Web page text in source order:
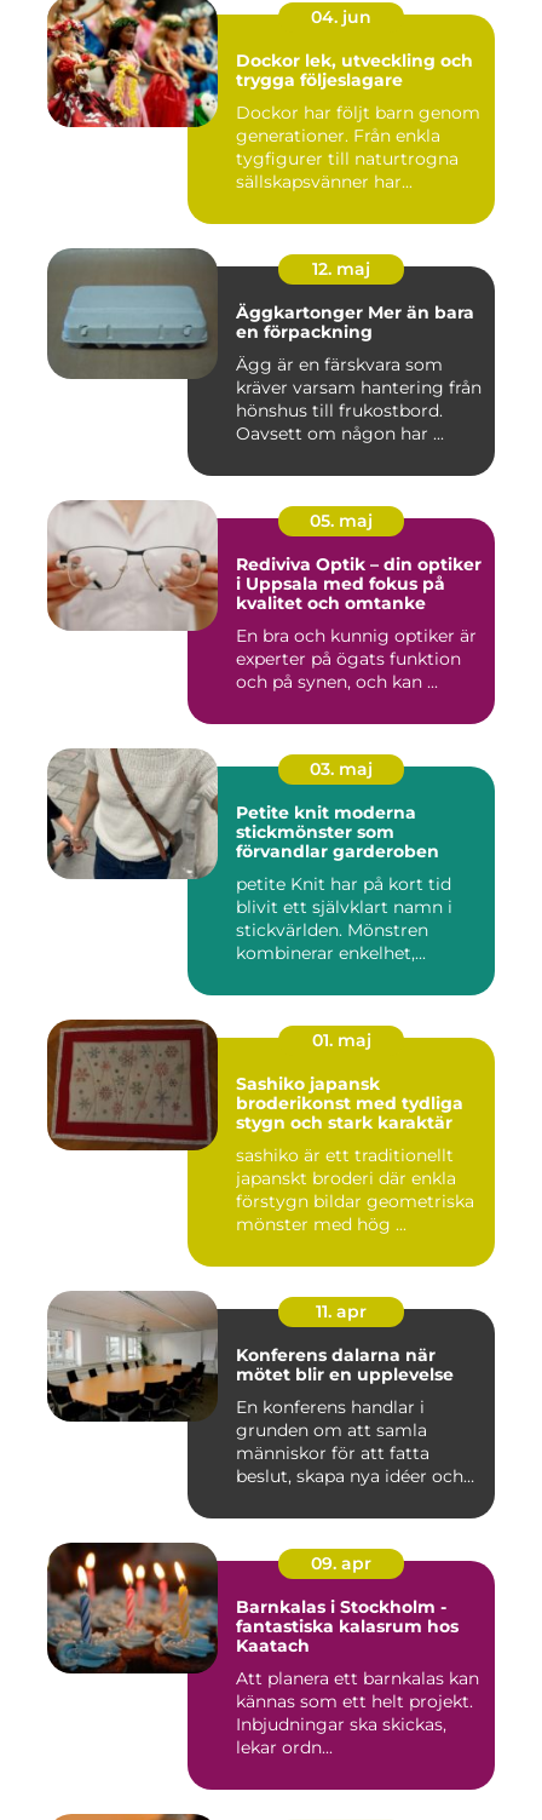
04. jun
Dockor lek, utveckling och
trygga följeslagare
Dockor har följt barn genom
generationer. Från enkla
tygfigurer till naturtrogna
sällskapsvänner har...
12. maj
Äggkartonger Mer än bara
en förpackning
Ägg är en färskvara som
kräver varsam hantering från
hönshus till frukostbord.
Oavsett om någon har ...
05. maj
Rediviva Optik – din optiker
i Uppsala med fokus på
kvalitet och omtanke
En bra och kunnig optiker är
experter på ögats funktion
och på synen, och kan ...
03. maj
Petite knit moderna
stickmönster som
förvandlar garderoben
petite Knit har på kort tid
blivit ett självklart namn i
stickvärlden. Mönstren
kombinerar enkelhet,...
01. maj
Sashiko japansk
broderikonst med tydliga
stygn och stark karaktär
sashiko är ett traditionellt
japanskt broderi där enkla
förstygn bildar geometriska
mönster med hög ...
11. apr
Konferens dalarna när
mötet blir en upplevelse
En konferens handlar i
grunden om att samla
människor för att fatta
beslut, skapa nya idéer och
09. apr
Barnkalas i Stockholm -
fantastiska kalasrum hos
Kaatach
Att planera ett barnkalas kan
kännas som ett helt projekt.
Inbjudningar ska skickas,
lekar ordn...